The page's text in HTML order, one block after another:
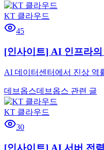
KT 클라우드
45
[인사이트] AI 인프라
AI 데이터센터에서 진상 역
데브옵스데브옵스 관련 글
KT 클라우드
30
[인사이트] AI 서버 전